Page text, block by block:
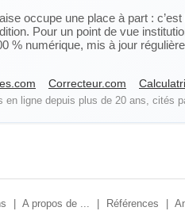
occupe une place à part :
Pour un point de vue
% numérique, mis à jour
Correcteur.com
en ligne depuis plus de 20 ans, cités
A propos de ... Références